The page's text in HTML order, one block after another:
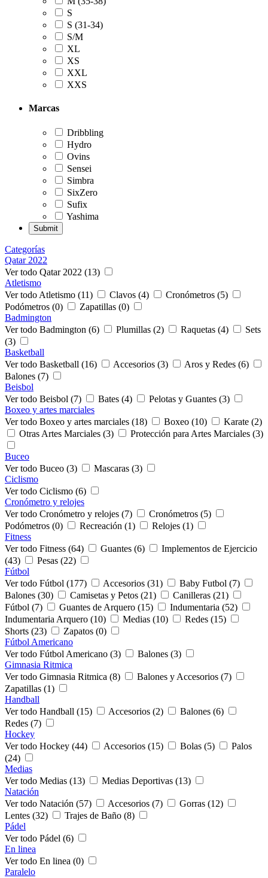
S
S (31-34)
S/M
XL
XS
XXL
XXS
Marcas
Dribbling
Hydro
Ovins
Sensei
Simbra
SixZero
Sufix
Yashima
Categorías
Qatar 2022
Ver todo Qatar 2022 (13)
Atletismo
Ver todo Atletismo (11)
Clavos (4)
Cronómetros (5)
Podómetros (0)
Zapatillas (0)
Badmington
Ver todo Badmington (6)
Plumillas (2) Raquetas (4)
Sets
(3)
Basketball
Ver todo Basketball (16)
Accesorios (3)
Aros y Redes (6)
Balones (7)
Beisbol
Ver todo Beisbol (7)
Bates (4)
Pelotas y Guantes (3)
Boxeo y artes marciales
Ver todo Boxeo y artes marciales (18)
Boxeo (10)
Karate (2)
Otras Artes Marciales (3)
Protección para Artes Marciales (3)
Buceo
Ver todo Buceo (3)
Mascaras (3)
Ciclismo
Ver todo Ciclismo (6)
Cronómetro y relojes
Ver todo Cronómetro y relojes (7)
Cronómetros (5)
Podómetros (0)
Recreación (1)
Relojes (1)
Fitness
Ver todo Fitness (64)
Guantes (6)
Implementos de Ejercicio
(43)
Pesas (22)
Fútbol
Ver todo Fútbol (177)
Accesorios (31)
Baby Futbol (7)
Balones (30)
Camisetas y Petos (21)
Canilleras (21)
Fútbol (7)
Guantes de Arquero (15)
Indumentaria (52)
Indumentaria Arquero (10)
Medias (10)
Redes (15)
Shorts (23)
Zapatos (0)
Fútbol Americano
Ver todo Fútbol Americano (3)
Balones (3)
Gimnasia Ritmica
Ver todo Gimnasia Ritmica (8)
Balones y Accesorios (7)
Zapatillas (1)
Handball
Ver todo Handball (15)
Accesorios (2)
Balones (6)
Redes (7)
Hockey
Ver todo Hockey (44)
Accesorios (15) Bolas (5)
Palos
(24)
Medias
Ver todo Medias (13)
Medias Deportivas (13)
Natación
Ver todo Natación (57)
Accesorios (7)
Gorras (12)
Lentes (32)
Trajes de Baño (8)
Pádel
Ver todo Pádel (6)
En linea
Ver todo En linea (0)
Paralelo